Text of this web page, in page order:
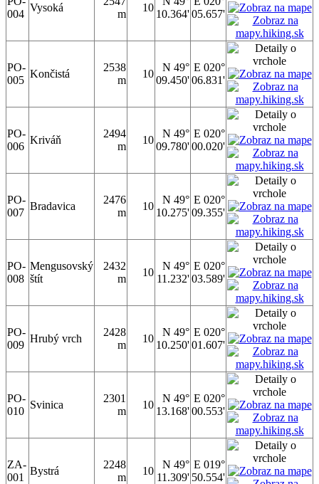
004
Vysoká
m
10
10.364'05.657'
PO-
005
Končistá
2538
m
10
N 49°
09.450'
E 020°
06.831'
PO-
006
Kriváň
2494
m
10
N 49°
09.780'
E 020°
00.020'
PO-
007
Bradavica
2476
m
10
N 49°
10.275'
E 020°
09.355'
PO-
008
Mengusovský
štít
2432
m
10
N 49°
11.232'
E 020°
03.589'
PO-
009
Hrubý vrch
2428
m
10
N 49°
10.250'
E 020°
01.607'
PO-
010
Svinica
2301
m
10
N 49°
13.168'
E 020°
00.553'
ZA-
001
Bystrá
2248
m
10
N 49°
11.309'
E 019°
50.554'